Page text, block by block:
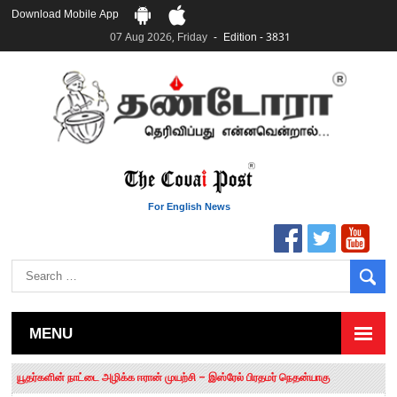
Download Mobile App
07 Aug 2026, Friday
Edition - 3831
For English News
MENU
தமிழக சட்டப்பேரவையில் காலியிடங்கள் 6 ஆக உயர்வு
யூதர்களின் நாட்டை அழிக்க ஈரான் முயற்சி – இஸ்ரேல் பிரதமர் நெதன்யாகு
“மக்களால் நிராகரிக்கப்பட்டவர் ஸ்டாலின்!” – செங்கோட்டையன்